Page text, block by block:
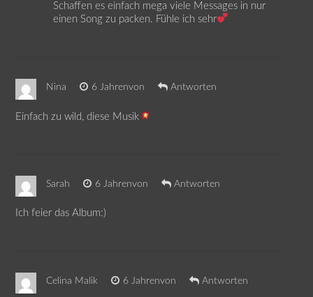
Schaffen es einfach mega viele Messages in nur
einen Song zu packen. Fühle ich sehr
Nina 6 Jahrenvon Antworten
Einfach zu wild, diese Musik
Sarah 6 Jahrenvon Antworten
Ich feier das Album:)
Celina Malik 6 Jahrenvon Antworten